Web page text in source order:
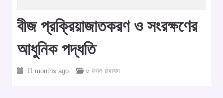
বীজ প্রক্রিয়াজাতকরণ ও সংরক্ষণের
আধুনিক পদ্ধতি
11 months ago ○ ফসল চাষাবাদ